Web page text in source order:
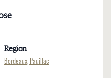
Region
Bordeaux, Pauillac